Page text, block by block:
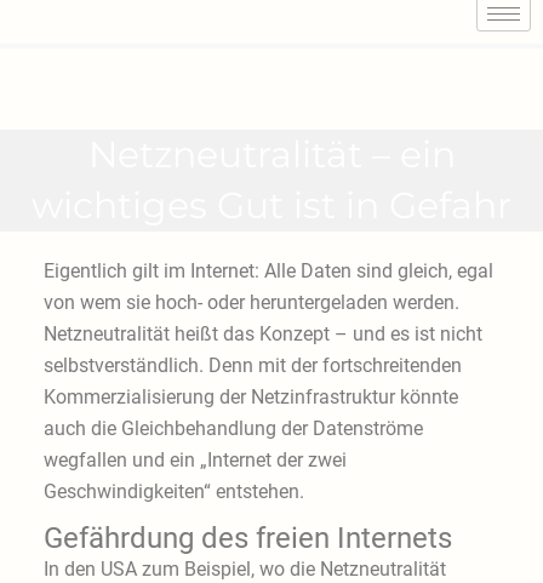
Eigentlich gilt im Internet: Alle Daten sind gleich, egal
von wem sie hoch- oder heruntergeladen werden.
Netzneutralität heißt das Konzept – und es ist nicht
selbstverständlich. Denn mit der fortschreitenden
Kommerzialisierung der Netzinfrastruktur könnte
auch die Gleichbehandlung der Datenströme
wegfallen und ein „Internet der zwei
Geschwindigkeiten“ entstehen.
Gefährdung des freien Internets
In den USA zum Beispiel, wo die Netzneutralität